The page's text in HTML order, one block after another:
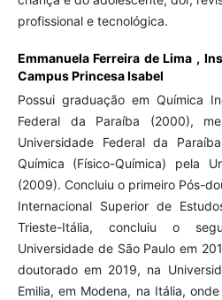
profissional e tecnológica.
Emmanuela Ferreira de Lima ,
Campus Princesa Isabel
Possui graduação em Química
Federal da Paraíba (2000),
Universidade Federal da
Química (Físico-Química) pela
(2009). Concluiu o primeiro Pós-
Internacional Superior de
Trieste-Itália, concluiu o
Universidade de São Paulo em
doutorado em 2019, na
Emilia, em Modena, na Itália,